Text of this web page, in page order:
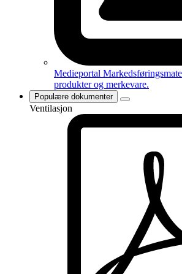
Medieportal
produkter og merkevare.
Populære dokumenter
Ventilasjon